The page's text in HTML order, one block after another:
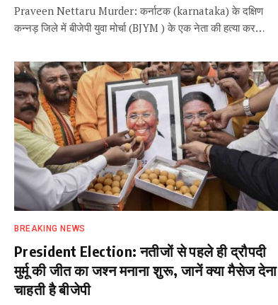
Praveen Nettaru Murder: कर्नाटक (karnataka) के दक्षिण
कन्नड़ जिले में बीजेपी युवा मोर्चा (BJYM ) के एक नेता की हत्या कर…
BREAKING NEWS
President Election: नतीजों से पहले ही द्रौपदी
मुर्मू की जीत का जश्न मनाना शुरू, जानें क्या मैसेज देना
चाहती है बीजेपी